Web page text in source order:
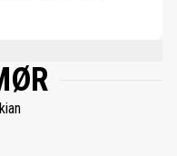
LIMONENE, LINALOOL,
BENZYL CINNAMATE,
ISOEUGENOL, FARNESOL,